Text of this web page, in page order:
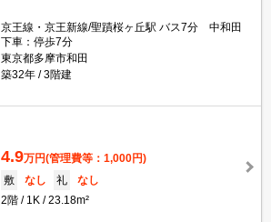
京王線・京王新線/聖蹟桜ヶ丘駅 バス7分 中和田
下車：停歩7分
東京都多摩市和田
築32年
3階建
4.9万円(管理費等：1,000円)
敷
なし 礼
なし
2階
1K 23.18m²